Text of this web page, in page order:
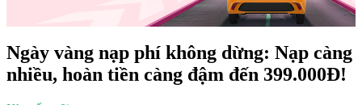
Ngày vàng nạp phí không dừng: Nạp càng
nhiều, hoàn tiền càng đậm đến 399.000Đ!